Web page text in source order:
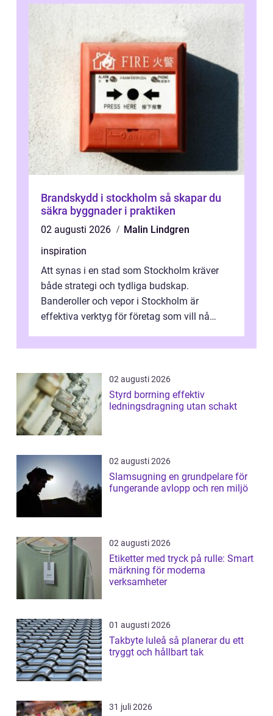
Brandskydd i stockholm så skapar du
säkra byggnader i praktiken
02 augusti 2026
Malin Lindgren
inspiration
Att synas i en stad som Stockholm kräver
både strategi och tydliga budskap.
Banderoller och vepor i Stockholm är
effektiva verktyg för företag som vill nå
02 augusti 2026
Styrd borrning effektiv
ledningsdragning utan schakt
02 augusti 2026
Slamsugning en grundpelare för
fungerande avlopp och ren miljö
02 augusti 2026
Etiketter med tryck på rulle: Smart
märkning för moderna
verksamheter
01 augusti 2026
Takbyte luleå så planerar du ett
tryggt och hållbart tak
31 juli 2026